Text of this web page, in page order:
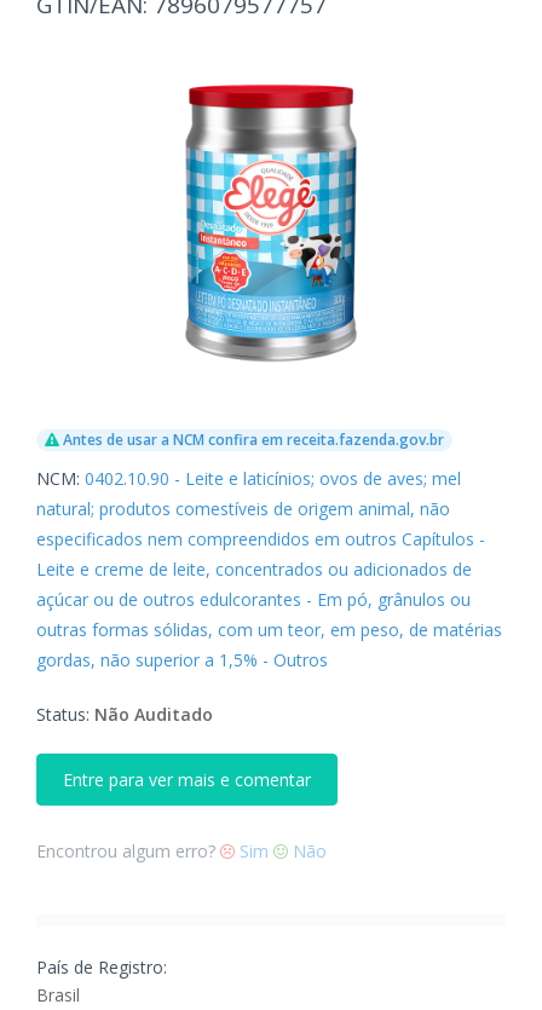
Antes de usar a NCM confira em receita.fazenda.gov.br
NCM: 0402.10.90 - Leite e laticínios; ovos de aves; mel
natural; produtos comestíveis de origem animal, não
especificados nem compreendidos em outros Capítulos -
Leite e creme de leite, concentrados ou adicionados de
açúcar ou de outros edulcorantes - Em pó, grânulos ou
outras formas sólidas, com um teor, em peso, de matérias
gordas, não superior a 1,5% - Outros
Status: Não Auditado
Entre para ver mais e comentar
Encontrou algum erro? Sim Não
País de Registro:
Brasil